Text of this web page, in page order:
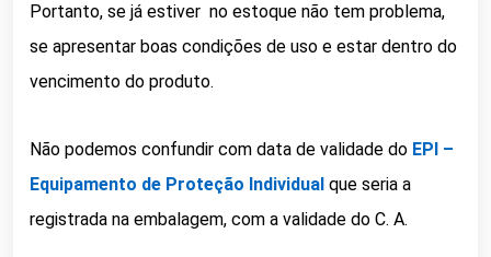
Portanto, se já estiver no estoque não tem problema,
se apresentar boas condições de uso e estar dentro do
vencimento do produto.
Não podemos confundir com data de validade do EPI –
Equipamento de Proteção Individual que seria a
registrada na embalagem, com a validade do C. A.